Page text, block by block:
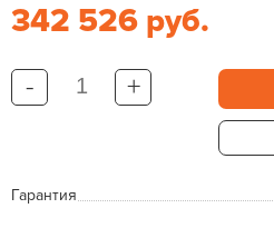
342 526 руб.
- +
Гарантия